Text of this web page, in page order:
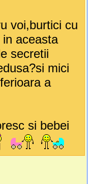
voi,burtici cu
aceasta
secretii
mici
a
si bebei